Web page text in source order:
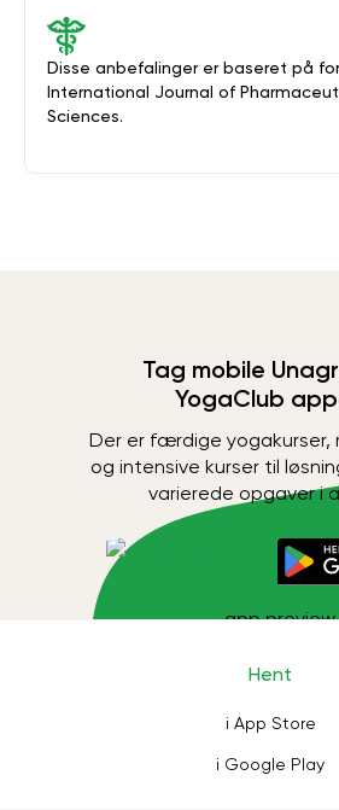
Disse anbefalinger er baseret på
International Journal of
Sciences.
Tag mobile
YogaClub
Der er færdige yogakurser,
og intensive kurser til
varierede opgaver i
Hent
i App Store
i Google Play